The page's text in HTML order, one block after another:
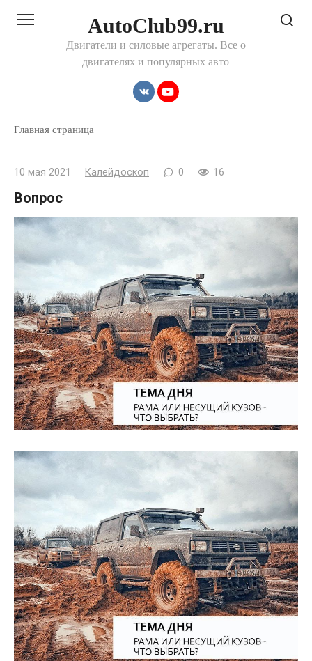
AutoClub99.ru
Двигатели и силовые агрегаты. Все о
двигателях и популярных авто
Главная страница
10 мая 2021 Калейдоскоп 0 16
Вопрос